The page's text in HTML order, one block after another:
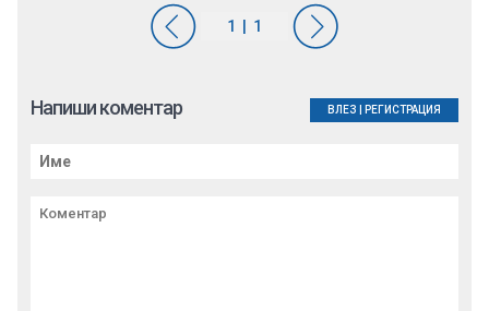
Напиши коментар ВЛЕЗ РЕГИСТРАЦИЯ